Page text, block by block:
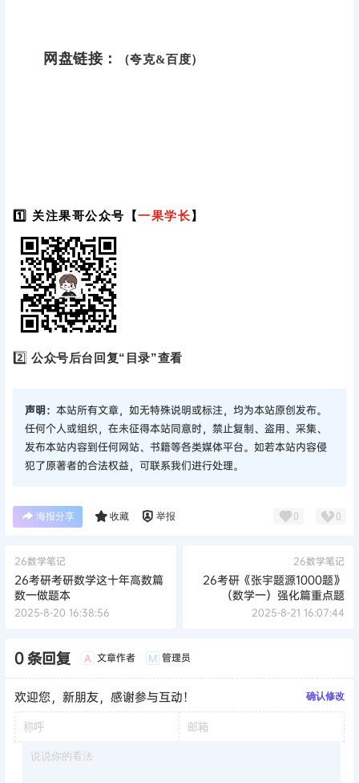
网盘链接： （夸克&百度）
1️⃣ 关注果哥公众号【一果学长】
2️⃣公众号后台回复“目录”查看
声明： 本站所有文章，如无特殊说明或标注，均为本站原创发布。
任何个人或组织，在未征得本站同意时，禁止复制、盗用、采集、
发布本站内容到任何网站、书籍等各类媒体平台。如若本站内容侵
犯了原著者的合法权益，可联系我们进行处理。
海报分享 收藏 举报 0 0
26数学笔记
26考研考研数学这十年高数篇
数一做题本
2025-8-20 16:38:56
26数学笔记
26考研《张宇题源1000题》
（数学一）强化篇重点题
2025-8-21 16:07:44
0 条回复 A 文章作者 M 管理员
欢迎您，新朋友，感谢参与互动！ 确认修改